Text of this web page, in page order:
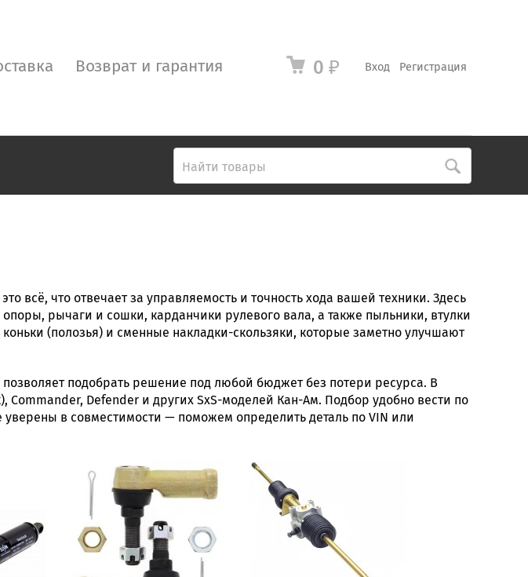
Вход Регистрация
0 ₽
Возврат и гарантия
всё, что отвечает за управляемость и точность хода вашей техники. Здесь
рычаги и сошки, карданчики рулевого вала, а также пыльники, втулки
(полозья) и сменные накладки-скользяки, которые заметно улучшают
подобрать решение под любой бюджет без потери ресурса. В
Defender и других SxS-моделей Кан-Ам. Подбор удобно вести по
в совместимости — поможем определить деталь по VIN или